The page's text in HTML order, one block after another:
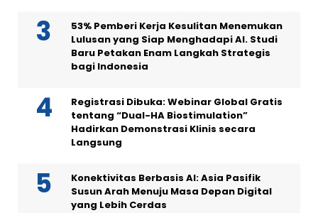
53% Pemberi Kerja Kesulitan Menemukan
Lulusan yang Siap Menghadapi AI. Studi
Baru Petakan Enam Langkah Strategis
bagi Indonesia
Registrasi Dibuka: Webinar Global Gratis
tentang “Dual-HA Biostimulation”
Hadirkan Demonstrasi Klinis secara
Langsung
Konektivitas Berbasis AI: Asia Pasifik
Susun Arah Menuju Masa Depan Digital
yang Lebih Cerdas